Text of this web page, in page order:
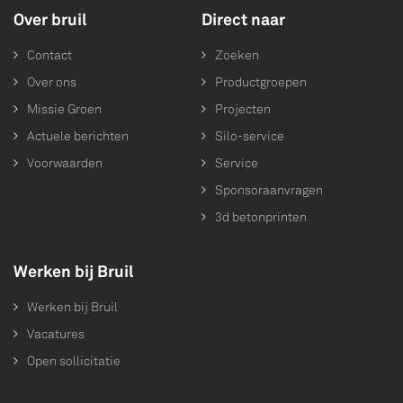
Over bruil
Contact
Over ons
Missie Groen
Actuele berichten
Voorwaarden
Direct naar
Zoeken
Productgroepen
Projecten
Silo-service
Service
Sponsoraanvragen
3d betonprinten
Werken bij Bruil
Werken bij Bruil
Vacatures
Open sollicitatie